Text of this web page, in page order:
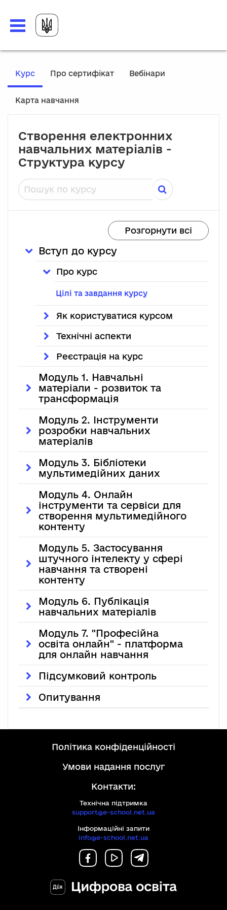
Курс, Поточне місце розташування
Про сертифікат Вебінари
Карта навчання
Створення електронних
навчальних матеріалів -
Структура курсу
Пошук по курсу
Розгорнути всі
Вступ до курсу
Про курс
Цілі та завдання курсу
Як користуватися курсом
Технічні аспекти
Реєстрація на курс
Модуль 1. Навчальні
матеріали - розвиток та
трансформація
Модуль 2. Інструменти
розробки навчальних
матеріалів
Модуль 3. Бібліотеки
мультимедійних даних
Модуль 4. Онлайн
інструменти та сервіси для
створення мультимедійного
контенту
Модуль 5. Застосування
штучного інтелекту у сфері
навчання та створені
контенту
Модуль 6. Публікація
навчальних матеріалів
Модуль 7. "Професійна
освіта онлайн" - платформа
для онлайн навчання
Підсумковий контроль
Опитування
політика конфіденційності
умови надання послуг
Контакти:
Технічна підтримка
support@e-school.net.ua
Інформаційні запити
info@e-school.net.ua